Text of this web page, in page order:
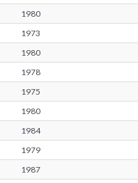
1980
1973
1980
1978
1975
1980
1984
1979
1987